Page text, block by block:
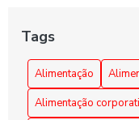
Alimentação
Alimentação
Estratégias Eficazes
Tags
Alimentação
Alimentação